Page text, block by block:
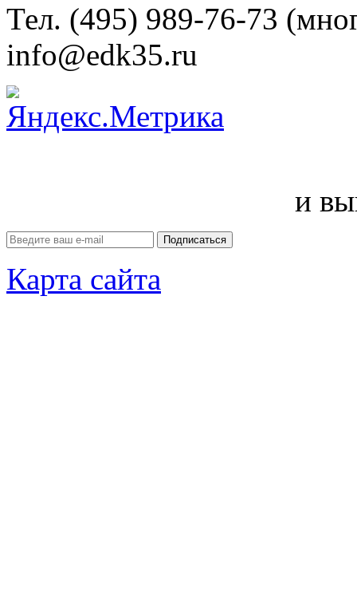
Тел. (495) 989-76-73
info@edk35.ru
и
Карта сайта